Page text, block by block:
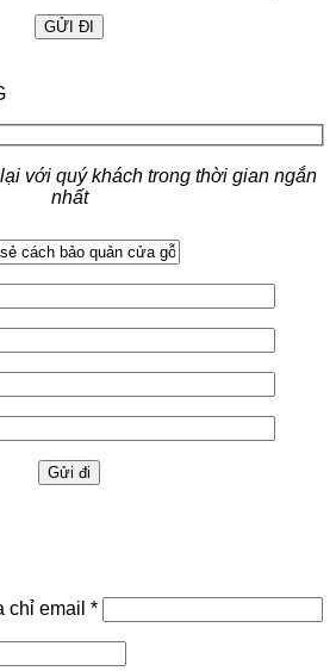
với quý khách trong thời gian ngắn
nhất
chỉ email *